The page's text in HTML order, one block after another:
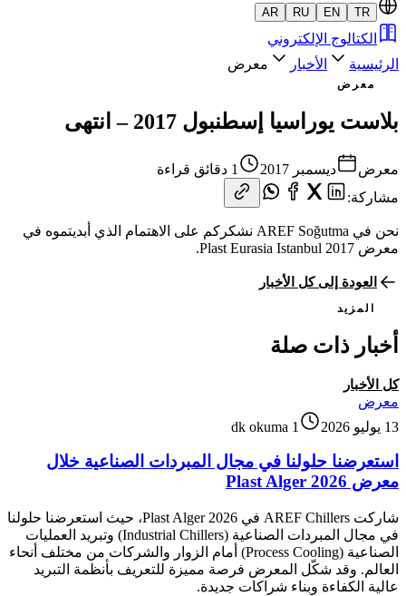
TR
EN
RU
AR
الكتالوج الإلكتروني
الرئيسية
الأخبار معرض
معرض
بلاست يوراسيا إسطنبول 2017 – انتهى
معرض ديسمبر 2017
1 دقائق قراءة
مشاركة:
نحن في AREF Soğutma نشكركم على الاهتمام الذي أبديتموه في
معرض Plast Eurasia Istanbul 2017.
العودة إلى كل الأخبار
المزيد
أخبار ذات صلة
كل الأخبار
معرض
13 يوليو 2026
1 dk okuma
استعرضنا حلولنا في مجال المبردات الصناعية خلال
معرض Plast Alger 2026
شاركت AREF Chillers في Plast Alger 2026، حيث استعرضنا حلولنا
في مجال المبردات الصناعية (Industrial Chillers) وتبريد العمليات
الصناعية (Process Cooling) أمام الزوار والشركات من مختلف أنحاء
العالم. وقد شكّل المعرض فرصة مميزة للتعريف بأنظمة التبريد
عالية الكفاءة وبناء شراكات جديدة.